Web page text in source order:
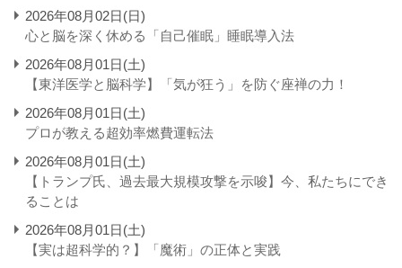
2026年08月02日(日)
心と脳を深く休める「自己催眠」睡眠導入法
2026年08月01日(土)
【東洋医学と脳科学】「気が狂う」を防ぐ座禅の力！
2026年08月01日(土)
プロが教える超効率燃費運転法
2026年08月01日(土)
【トランプ氏、過去最大規模攻撃を示唆】今、私たちにでき
ることは
2026年08月01日(土)
【実は超科学的？】「魔術」の正体と実践